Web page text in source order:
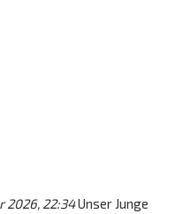
2026, 22:34Unser Junge